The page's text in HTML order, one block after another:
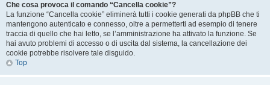
Che cosa provoca il comando “Cancella cookie”?
La funzione “Cancella cookie” eliminerà tutti i cookie generati da phpBB che ti
mantengono autenticato e connesso, oltre a permetterti ad esempio di tenere
traccia di quello che hai letto, se l’amministrazione ha attivato la funzione. Se
hai avuto problemi di accesso o di uscita dal sistema, la cancellazione dei
cookie potrebbe risolvere tale disguido.
Top